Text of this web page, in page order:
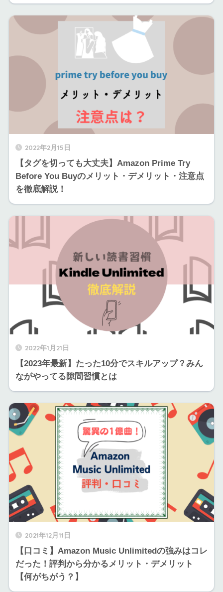
2022年2月15日
【タグを切っても大丈夫】Amazon Prime Try
Before You Buyのメリット・デメリット・注意点
を徹底解説！
2022年1月21日
【2023年最新】たった10分でスキルアップ？みん
ながやってる隙間習慣とは
2021年12月11日
【口コミ】Amazon Music Unlimitedの強みはコレ
だった！評判から分かるメリット・デメリット
【何がちがう？】